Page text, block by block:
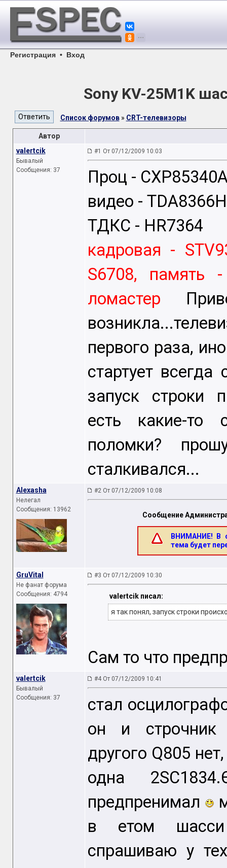
Регистрация • Вход
Sony KV-25M1K
Список форумов» CRT-телевизоры
Автор
valertcik
Бывалый
Сообщения: 37
#1 От 07/12/2009 10:03
Проц -
видео - TDA8366H
ТДКС - HR7364
кадровая -
S6708, память
ломастер
первого раза,
стартует
запуск строки
есть какие-то
поломки?
сталкивался...
Alexasha
Нелегал
Сообщения: 13962
#2 От 07/12/2009 10:08
Сообщение
ВНИМАНИЕ! В
тема будет
GruVital
Не фанат форума
Сообщения: 4794
#3 От 07/12/2009 10:30
valertcik писал:
я так понял, запуск строки
Сам то что
valertcik
Бывалый
Сообщения: 37
#4 От 07/12/2009 10:41
стал
он и строчник
другого Q805
одна
предпренимал
в етом шасси
спрашиваю у